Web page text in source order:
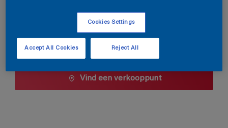
Verfcalculator
Bereken
Vind een verkooppunt
Cookies Settings
Reject All
Accept All Cookies